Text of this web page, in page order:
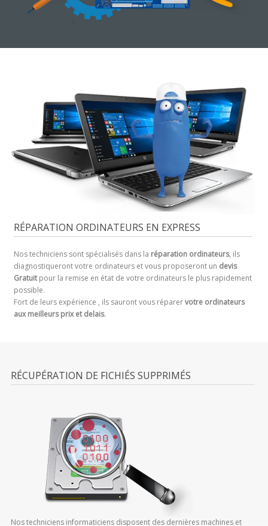
RÉPARATION ORDINATEURS EN EXPRESS
Nos techniciens sont spécialisés dans la réparation ordinateurs, ils
diagnostiqueront votre ordinateurs et vous proposeront un devis
Gratuitpour la remise en état de votre ordinateurs le plus rapidement
possible.
Fort de leurs expérience , ils sauront vous réparervotre ordinateurs
aux meilleurs prix et delais.
RÉCUPÉRATION DE FICHIÉS SUPPRIMÉS
Nos techniciens informaticiens disposent des dernières machines et